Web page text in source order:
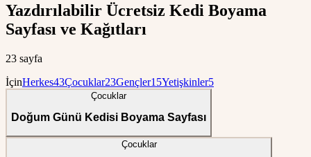
Yazdırılabilir Ücretsiz Kedi Boyama
Sayfası ve Kağıtları
23 sayfa
İçinHerkes43Çocuklar23Gençler15Yetişkinler5
Çocuklar
Doğum Günü Kedisi Boyama Sayfası
Çocuklar